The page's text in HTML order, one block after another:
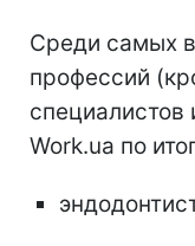
Среди самых
профессий
специалистов
Work.ua по